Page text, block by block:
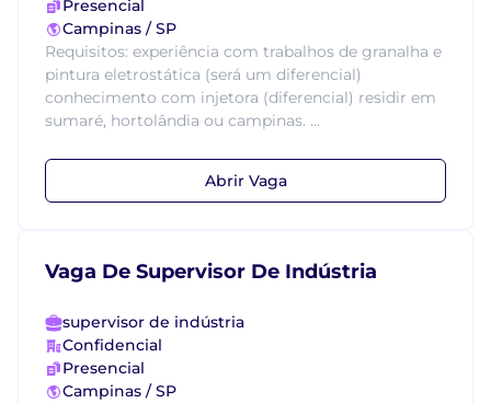
Presencial
Campinas / SP
Requisitos: experiência com trabalhos de granalha e
pintura eletrostática (será um diferencial)
conhecimento com injetora (diferencial) residir em
sumaré, hortolândia ou campinas. ...
Abrir Vaga
Vaga De Supervisor De Indústria
supervisor de indústria
Confidencial
Presencial
Campinas / SP